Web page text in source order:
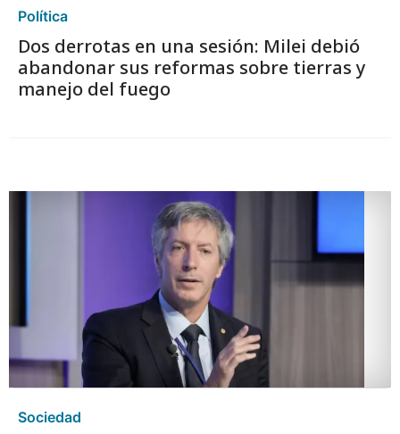
Política
Dos derrotas en una sesión: Milei debió
abandonar sus reformas sobre tierras y
manejo del fuego
Sociedad